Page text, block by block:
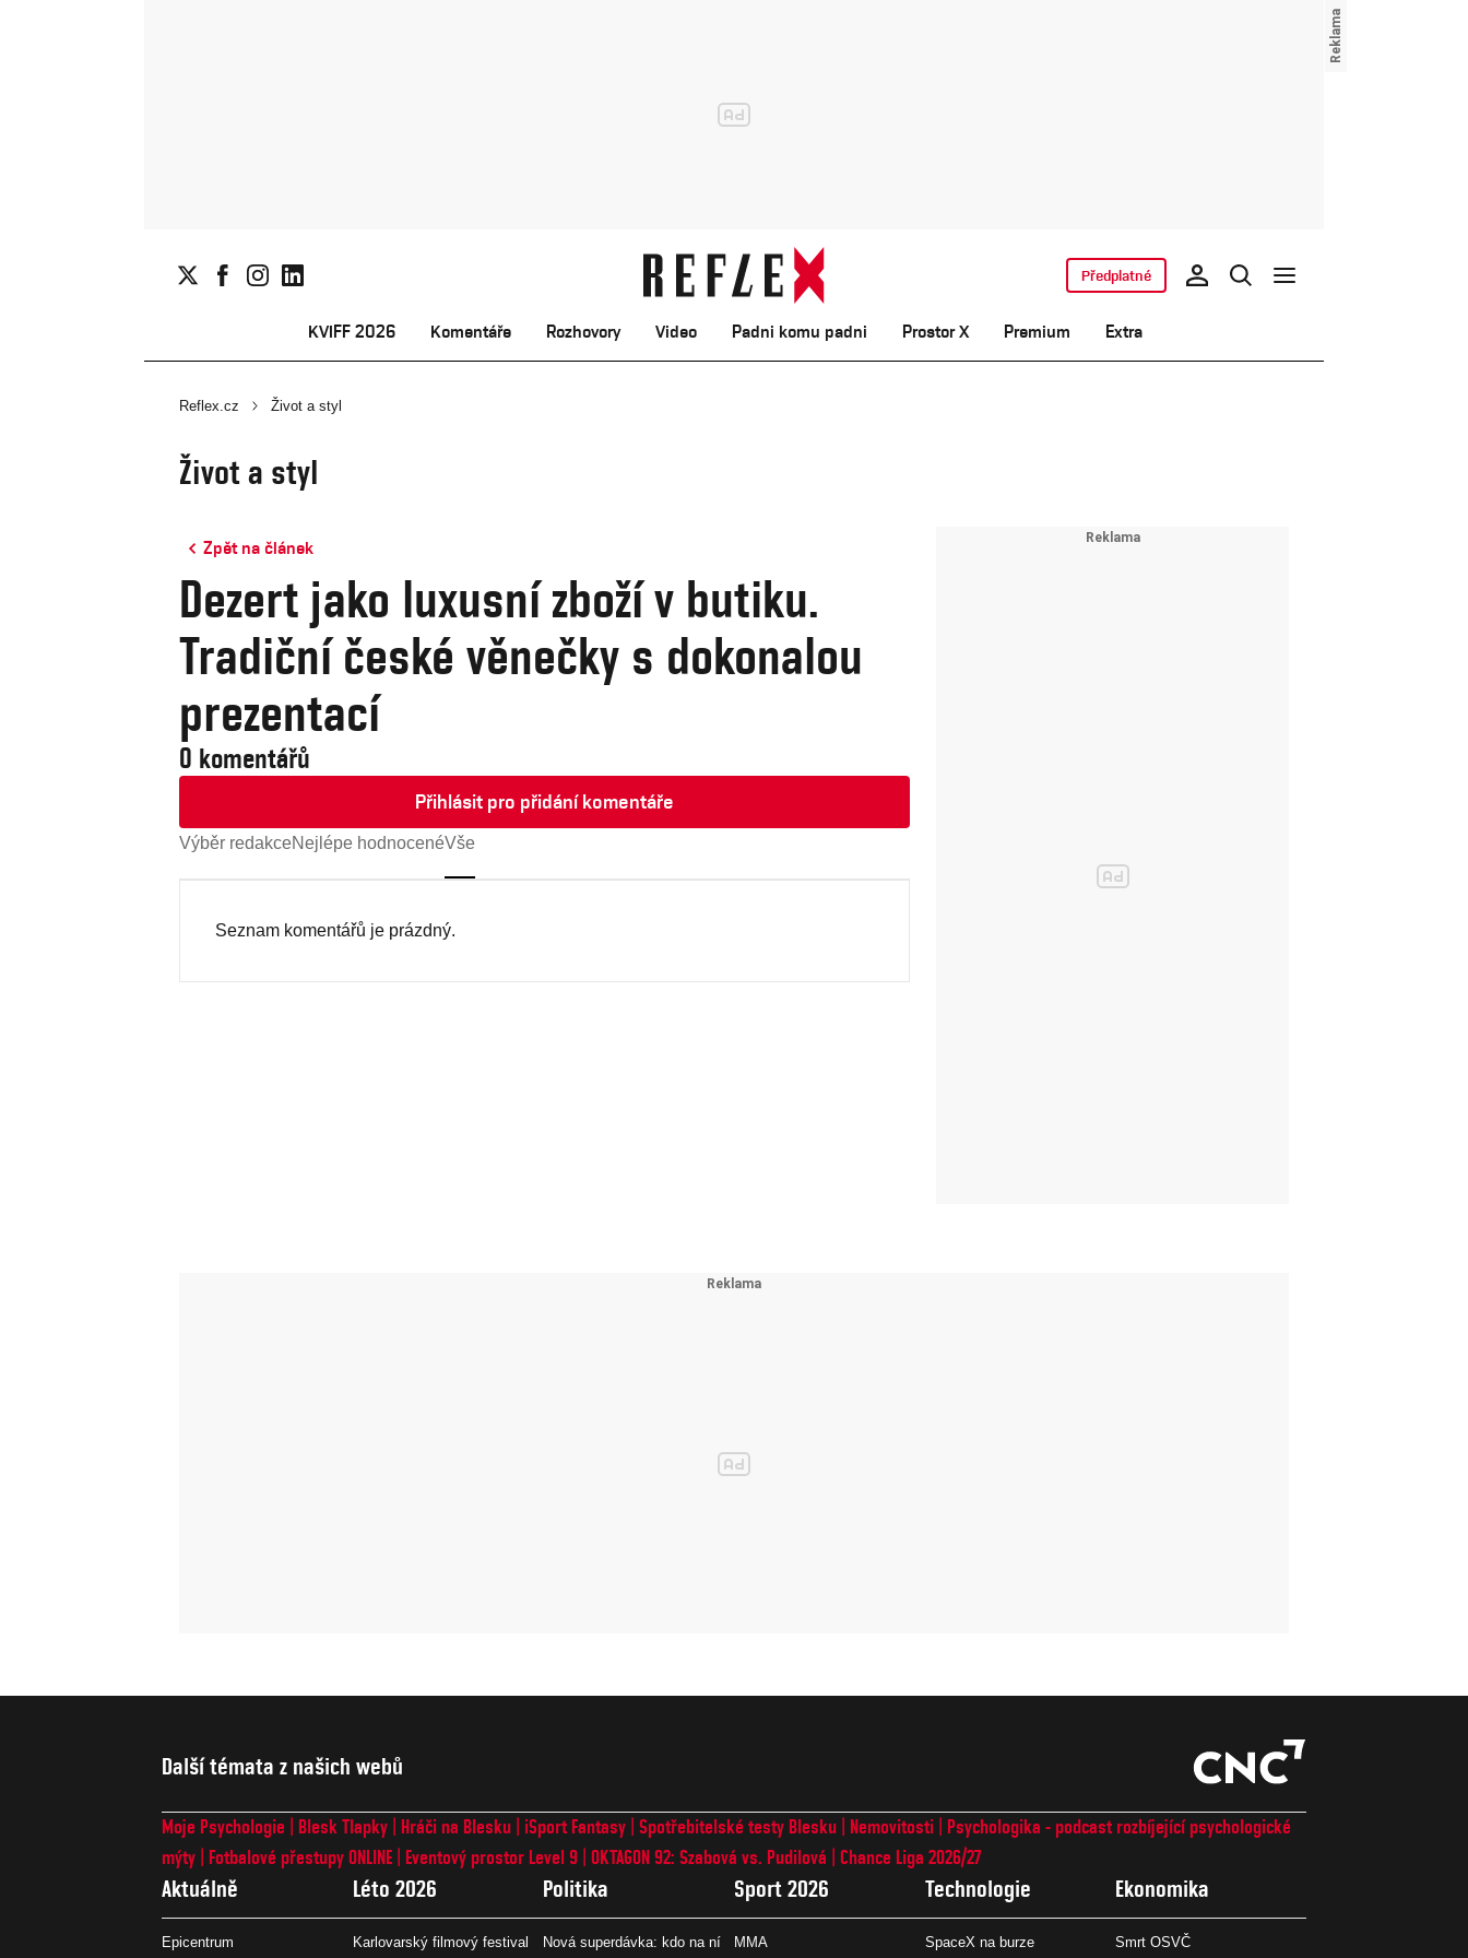
KVIFF 2026 Komentáře Rozhovory Video Padni komu padni Prostor X Premium Extra
Předplatné
Reflex.cz Život a styl
Život a styl
Zpět na článek
Dezert jako luxusní zboží v butiku.
Tradiční české věnečky s dokonalou
prezentací
0 komentářů
Přihlásit pro přidání komentáře
Výběr redakceNejlépe hodnocenéVše
Seznam komentářů je prázdný.
Další témata z našich webů
Moje Psychologie Blesk Tlapky Hráči na Blesku iSport Fantasy Spotřebitelské testy Blesku Nemovitosti
Psychologika - podcast rozbíjející psychologické
mýty
Fotbalové přestupy ONLINE Eventový prostor Level 9 OKTAGON 92: Szabová vs. Pudilová Chance Liga 2026/27
Aktuálně
Epicentrum
Léto 2026
Karlovarský filmový festival
Politika
Nová superdávka: kdo na ní
Sport 2026
MMA
Technologie
SpaceX na burze
Ekonomika
Smrt OSVČ